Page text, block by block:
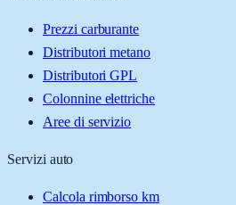
Prezzi carburante
Distributori metano
Distributori GPL
Colonnine elettriche
Aree di servizio
Servizi auto
Calcola rimborso km